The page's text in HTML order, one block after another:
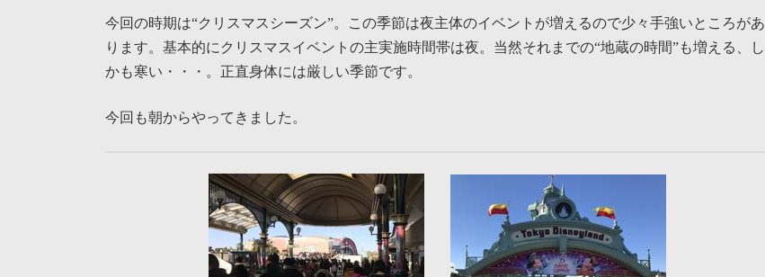
今回の時期は“クリスマスシーズン”。この季節は夜主体のイベントが増えるので少々手強いところがあ
ります。基本的にクリスマスイベントの主実施時間帯は夜。当然それまでの“地蔵の時間”も増える、し
かも寒い・・・。正直身体には厳しい季節です。
今回も朝からやってきました。